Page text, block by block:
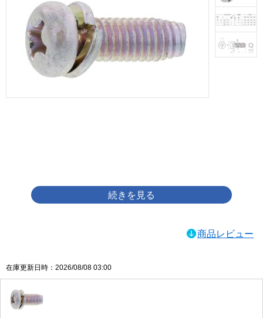
商品レビュー
在庫更新日時：2026/08/08 03:00